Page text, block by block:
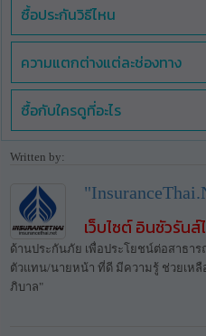
ซื้อประกันวิธีไหน
ความแตกต่างแต่ละช่องทาง
ซื้อกับใครดูที่อะไร
Written by:
เว็บไซต์ อินชัวรัน
ด้านประกันภัย เพื่อประโยชน์ต่อสาธา
ตัวแทน/นายหน้า ที่ดี มีความรู้ ช่วยเหลื
ภิบาล"